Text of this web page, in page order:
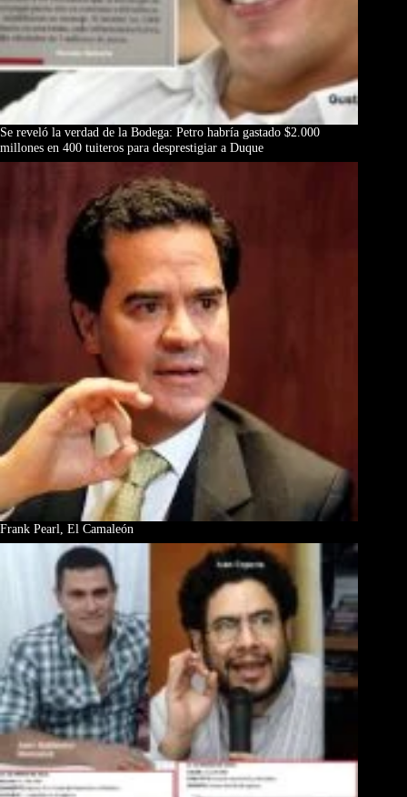
Se reveló la verdad de la Bodega: Petro habría gastado $2.000
millones en 400 tuiteros para desprestigiar a Duque
Frank Pearl, El Camaleón